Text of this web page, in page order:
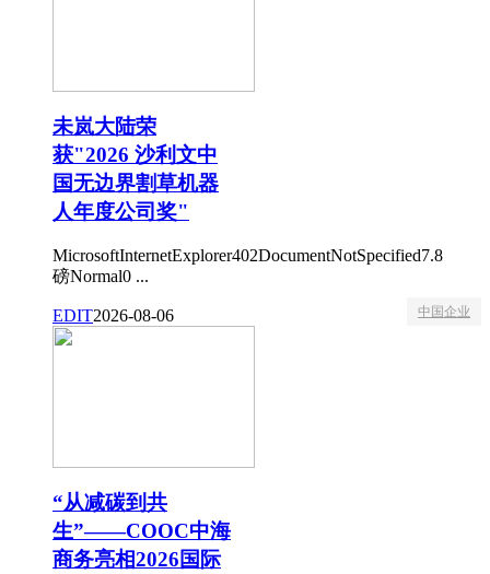
未岚大陆荣
获"2026 沙利文中
国无边界割草机器
人年度公司奖"
MicrosoftInternetExplorer402DocumentNotSpecified7.8
磅Normal0 ...
EDIT2026-08-06 中国企业
“从减碳到共
生”——COOC中海
商务亮相2026国际